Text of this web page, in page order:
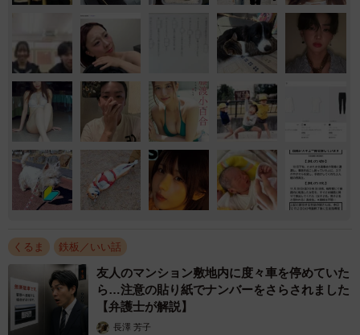
くるま 鉄板／いい話
友人のマンション敷地内に度々車を停めていた
ら…注意の貼り紙でナンバーをさらされました
【弁護士が解説】
長澤 芳子